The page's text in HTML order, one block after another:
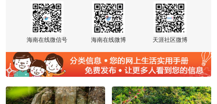
海南在线微信号 海南在线微博 天涯社区微博